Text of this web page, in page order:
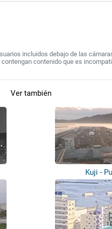
incluidos debajo de las
contenido que es
Ver también
Kuji -